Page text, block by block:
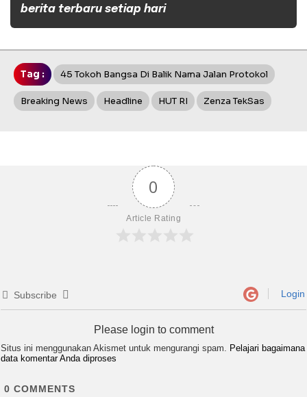
berita terbaru setiap hari
Tag : 45 Tokoh Bangsa Di Balik Nama Jalan Protokol
Breaking News Headline HUT RI Zenza TekSas
0
Article Rating
Subscribe Login
Please login to comment
Situs ini menggunakan Akismet untuk mengurangi spam. Pelajari bagaimana
data komentar Anda diproses
0 COMMENTS